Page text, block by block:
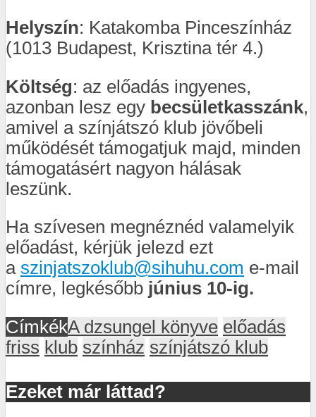
Helyszín: Katakomba Pinceszínház
(1013 Budapest, Krisztina tér 4.)
Költség: az előadás ingyenes,
azonban lesz egy becsületkasszánk,
amivel a színjátszó klub jövőbeli
működését támogatjuk majd, minden
támogatásért nagyon hálásak
leszünk.
Ha szívesen megnéznéd valamelyik
előadást, kérjük jelezd ezt
a szinjatszoklub@sihuhu.com e-mail
címre, legkésőbb június 10-ig.
CímkékA dzsungel könyve előadás
friss klub színház színjátszó klub
Ezeket már láttad?